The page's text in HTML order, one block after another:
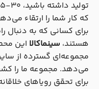
که کار شما را ارتقاء
برای کسانی که به دنبال
هستند، سینماکالا این
مجموعه‌ای گسترده از
می‌دهد. مجموعه ما را کشف
برای تحقق رویاهای